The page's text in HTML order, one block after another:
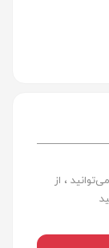
، از